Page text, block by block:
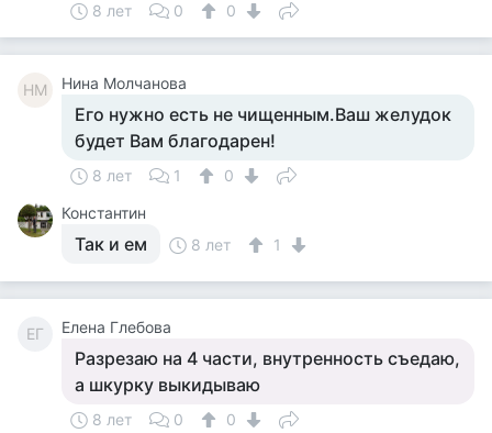
8 лет 0 0
НМ Нина Молчанова
Его нужно есть не чищенным.Ваш желудок
будет Вам благодарен!
8 лет 1
0
Константин
Так и ем 8 лет 1
ЕГ Елена Глебова
Разрезаю на 4 части, внутренность съедаю,
а шкурку выкидываю
8 лет 0 0